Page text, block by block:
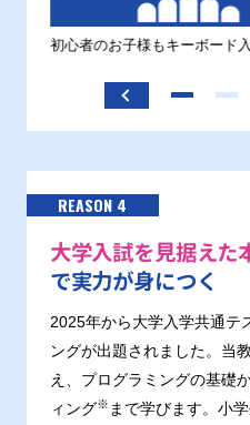
初心者のお子様もキーボード
REASON 4
大学入試を見据えた
で実力が身につく
2025年から大学入学共通テ
ングが出題されました。当
え、プログラミングの基礎
ィング※ まで学びます。小